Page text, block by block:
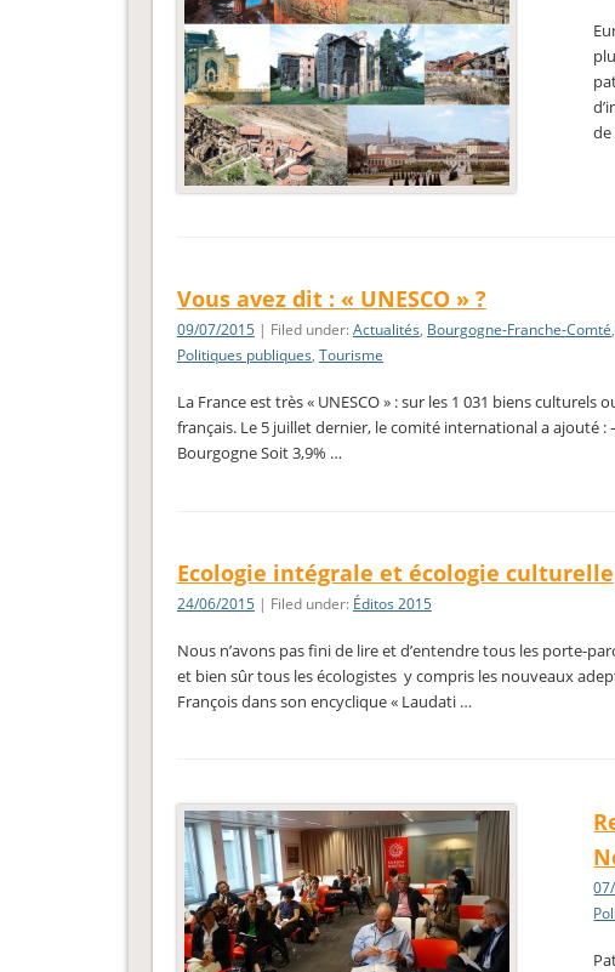
Vous avez dit : « UNESCO » ?
09/07/2015| Filed under:Actualités, Bourgogne-Franche-Comté,
Politiques publiques, Tourisme
La France est très « UNESCO » : sur les 1 031 biens
français. Le 5 juillet dernier, le comité international a ajouté :
Bourgogne Soit 3,9% …
Ecologie intégrale et écologie culturelle
24/06/2015| Filed under: Éditos 2015
Nous n’avons pas fini de lire et d’entendre tous les porte-
et bien sûr tous les écologistes y compris les nouveaux
François dans son encyclique « Laudati …